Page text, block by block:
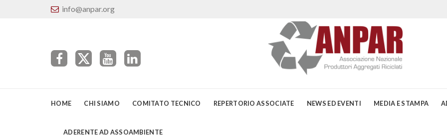
info@anpar.org
HOME CHI SIAMO COMITATO TECNICO REPERTORIO ASSOCIATE NEWS ED EVENTI MEDIA E STAMPA
ADERENTE AD ASSOAMBIENTE